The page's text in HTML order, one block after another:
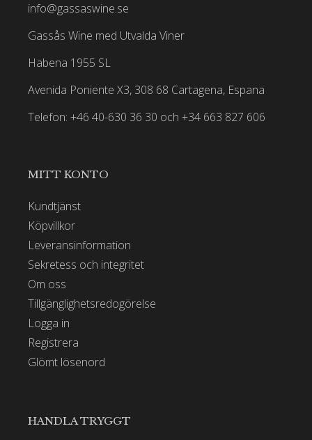
info@gassaswine.se
Gassås Wine med Utvalda Viner
Habena 1955 SL
Avenida Poniente X3, 308 68 Cartagena, Espana
Telefon: +46 40-630 36 30 och +34 663 827 606
MITT KONTO
Kundtjänst
Köpvillkor
Leveransinformation
Sekretess och integritet
Om oss
Tillgänglighetsredogörelse
Logga in
Registrera
Glömt lösenord
HANDLA TRYGGT